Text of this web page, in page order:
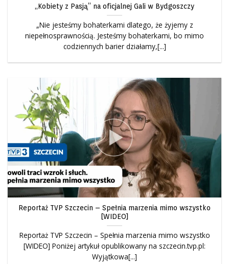
„Kobiety z Pasją” na oficjalnej Gali w Bydgoszczy
„Nie jesteśmy bohaterkami dlatego, że żyjemy z
niepełnosprawnością. Jesteśmy bohaterkami, bo mimo
codziennych barier działamy,[...]
Reportaż TVP Szczecin – Spełnia marzenia mimo wszystko
[WIDEO]
Reportaż TVP Szczecin – Spełnia marzenia mimo wszystko
[WIDEO] Poniżej artykuł opublikowany na szczecin.tvp.pl:
Wyjątkowa[...]